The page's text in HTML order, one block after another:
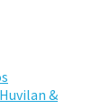
&